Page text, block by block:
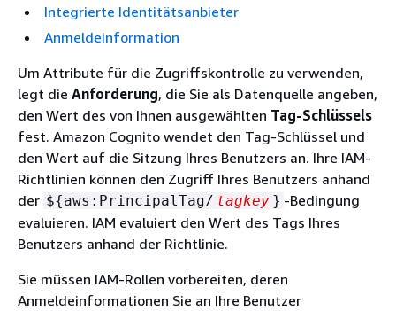
Integrierte Identitätsanbieter
Anmeldeinformation
Um Attribute für die Zugriffskontrolle zu verwenden,
legt die Anforderung, die Sie als Datenquelle angeben,
den Wert des von Ihnen ausgewählten Tag-Schlüssels
fest. Amazon Cognito wendet den Tag-Schlüssel und
den Wert auf die Sitzung Ihres Benutzers an. Ihre IAM-
Richtlinien können den Zugriff Ihres Benutzers anhand
der ${aws:PrincipalTag/ tagkey } -Bedingung
evaluieren. IAM evaluiert den Wert des Tags Ihres
Benutzers anhand der Richtlinie.
Sie müssen IAM-Rollen vorbereiten, deren
Anmeldeinformationen Sie an Ihre Benutzer